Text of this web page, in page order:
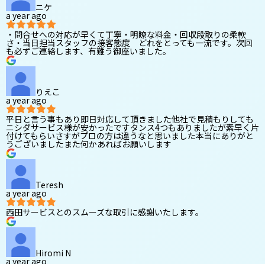
ニケ
a year ago
・問合せへの対応が早くて丁寧・明瞭な料金・回収段取りの柔軟
さ・当日担当スタッフの接客態度 どれをとっても一流です。次回
も必ずご連絡します、有難う御座いました。
りえこ
a year ago
平日と言う事もあり即日対応して頂きました他社で見積もりしても
ニシダサービス様が安かったですタンス4つもありましたが素早く片
付けてもらいさすがプロの方は違うなと思いました本当にありがと
うございましたまた何かあればお願いします
Teresh
a year ago
西田サービスとのスムーズな取引に感謝いたします。
Hiromi N
a year ago